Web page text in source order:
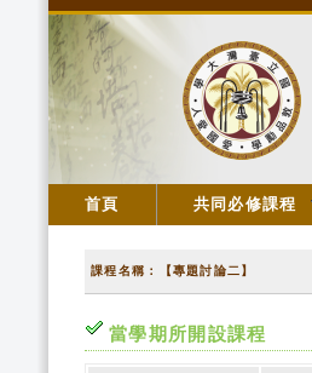
首頁 共同必修課程
課程名稱：【專題討論二】
當學期所開設課程